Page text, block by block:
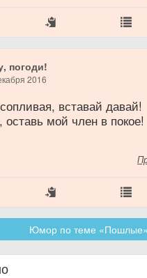
погоди!
2016
вставай давай!
оставь мой член в покое!
Юмор по теме «Пошлые»